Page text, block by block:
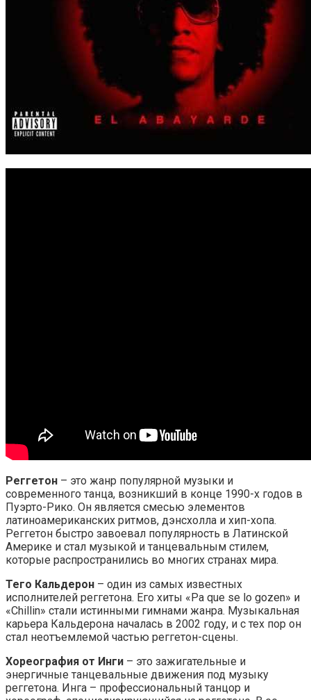
Реггетон – это жанр популярной музыки и
современного танца, возникший в конце 1990-х годов в
Пуэрто-Рико. Он является смесью элементов
латиноамериканских ритмов, дэнсхолла и хип-хопа.
Реггетон быстро завоевал популярность в Латинской
Америке и стал музыкой и танцевальным стилем,
которые распространились во многих странах мира.
Тего Кальдерон – один из самых известных
исполнителей реггетона. Его хиты «Pa que se lo gozen» и
«Chillin» стали истинными гимнами жанра. Музыкальная
карьера Кальдерона началась в 2002 году, и с тех пор он
стал неотъемлемой частью реггетон-сцены.
Хореография от Инги – это зажигательные и
энергичные танцевальные движения под музыку
реггетона. Инга – профессиональный танцор и